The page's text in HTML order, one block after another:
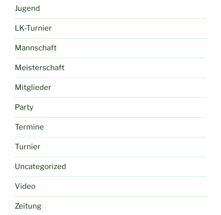
Jugend
LK-Turnier
Mannschaft
Meisterschaft
Mitglieder
Party
Termine
Turnier
Uncategorized
Video
Zeitung